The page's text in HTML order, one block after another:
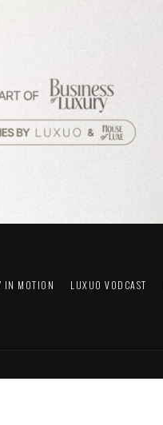
IN MOTION LUXUO VODCAST